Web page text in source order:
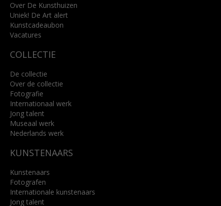
info@kunsthuisbreda.nl
Lees meer
Over De Kunsthuizen
Uniek! De Art alert
Kunstcadeaubon
Vacatures
COLLECTIE
De collectie
Over de collectie
Fotografie
Internationaal werk
Jong talent
Museaal werk
Nederlands werk
KUNSTENAARS
Kunstenaars
Fotografen
Internationale kunstenaars
Jong talent